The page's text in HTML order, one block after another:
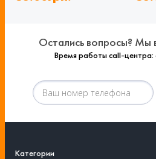
Остались вопросы? Мы
Время работы call-
Категории